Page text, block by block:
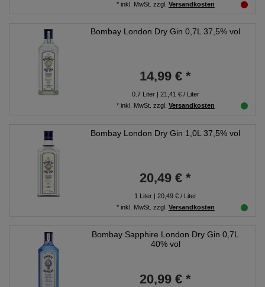
* inkl. MwSt. zzgl. Versandkosten
Bombay London Dry Gin 0,7L 37,5% vol
14,99 € *
0.7Liter| 21,41 € / Liter
* inkl. MwSt. zzgl. Versandkosten
Bombay London Dry Gin 1,0L 37,5% vol
20,49 € *
1 Liter | 20,49 € / Liter
* inkl. MwSt. zzgl. Versandkosten
Bombay Sapphire London Dry Gin 0,7L
40% vol
20,99 € *